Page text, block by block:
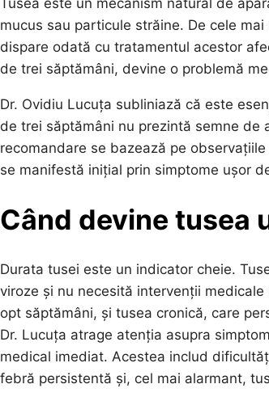
mucus sau particule străine. De cele
dispare odată cu tratamentul acestor
de trei săptămâni, devine o problemă
Dr. Ovidiu Lucuța subliniază că este
de trei săptămâni nu prezintă semne de
recomandare se bazează pe
se manifestă inițial prin simptome ușor
Când devine tusea
Durata tusei este un indicator cheie.
viroze și nu necesită intervenții
opt săptămâni, și tusea cronică, care
Dr. Lucuța atrage atenția asupra
medical imediat. Acestea includ
febră persistentă și, cel mai alarmant,